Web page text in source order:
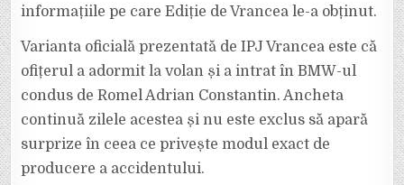
informațiile pe care Ediție de Vrancea le-a obținut.
Varianta oficială prezentată de IPJ Vrancea este că
ofițerul a adormit la volan și a intrat în BMW-ul
condus de Romel Adrian Constantin. Ancheta
continuă zilele acestea și nu este exclus să apară
surprize în ceea ce privește modul exact de
producere a accidentului.